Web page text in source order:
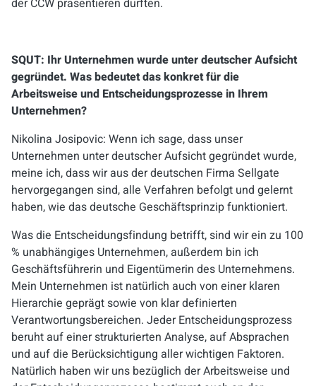
der CCW präsentieren durften.
SQUT: Ihr Unternehmen wurde unter deutscher Aufsicht
gegründet. Was bedeutet das konkret für die
Arbeitsweise und Entscheidungsprozesse in Ihrem
Unternehmen?
Nikolina Josipovic: Wenn ich sage, dass unser
Unternehmen unter deutscher Aufsicht gegründet wurde,
meine ich, dass wir aus der deutschen Firma Sellgate
hervorgegangen sind, alle Verfahren befolgt und gelernt
haben, wie das deutsche Geschäftsprinzip funktioniert.
Was die Entscheidungsfindung betrifft, sind wir ein zu 100
% unabhängiges Unternehmen, außerdem bin ich
Geschäftsführerin und Eigentümerin des Unternehmens.
Mein Unternehmen ist natürlich auch von einer klaren
Hierarchie geprägt sowie von klar definierten
Verantwortungsbereichen. Jeder Entscheidungsprozess
beruht auf einer strukturierten Analyse, auf Absprachen
und auf die Berücksichtigung aller wichtigen Faktoren.
Natürlich haben wir uns bezüglich der Arbeitsweise und